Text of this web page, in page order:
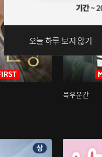
묵우운간
오늘 하루 보지 않기